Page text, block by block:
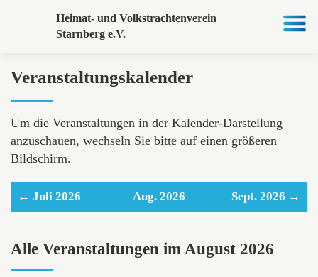
Heimat- und Volkstrachtenverein
Starnberg e.V.
Veranstaltungskalender
Um die Veranstaltungen in der Kalender-Darstellung
anzuschauen, wechseln Sie bitte auf einen größeren
Bildschirm.
← Juli 2026 Aug. 2026 Sept. 2026 →
Alle Veranstaltungen im August 2026